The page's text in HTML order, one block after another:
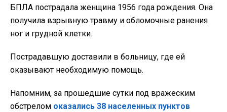
БПЛА пострадала женщина 1956 года рождения. Она
получила взрывную травму и обломочные ранения
ног и грудной клетки.
Пострадавшую доставили в больницу, где ей
оказывают необходимую помощь.
Напомним, за прошедшие сутки под вражеским
обстрелом оказались 38 населенных пунктов